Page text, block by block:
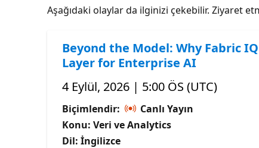
Aşağıdaki olaylar da ilginizi çekebilir. Ziyaret
Beyond the Model: Why Fabric
Layer for Enterprise AI
4 Eylül, 2026 | 5:00 ÖS (UTC)
Biçimlendir:
Canlı Yayın
Konu: Veri ve Analytics
Dil: İngilizce